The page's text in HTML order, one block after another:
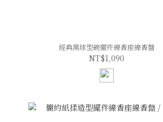
經典黑球型碗擺件線香座線香盤
NT$1,090